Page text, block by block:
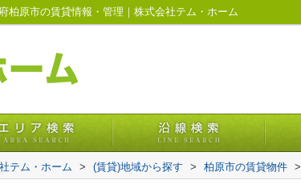
柏原市の賃貸情報・管理｜株式会社テム・ホーム
テム・ホーム > (賃貸)地域から探す > 柏原市の賃貸物件 >